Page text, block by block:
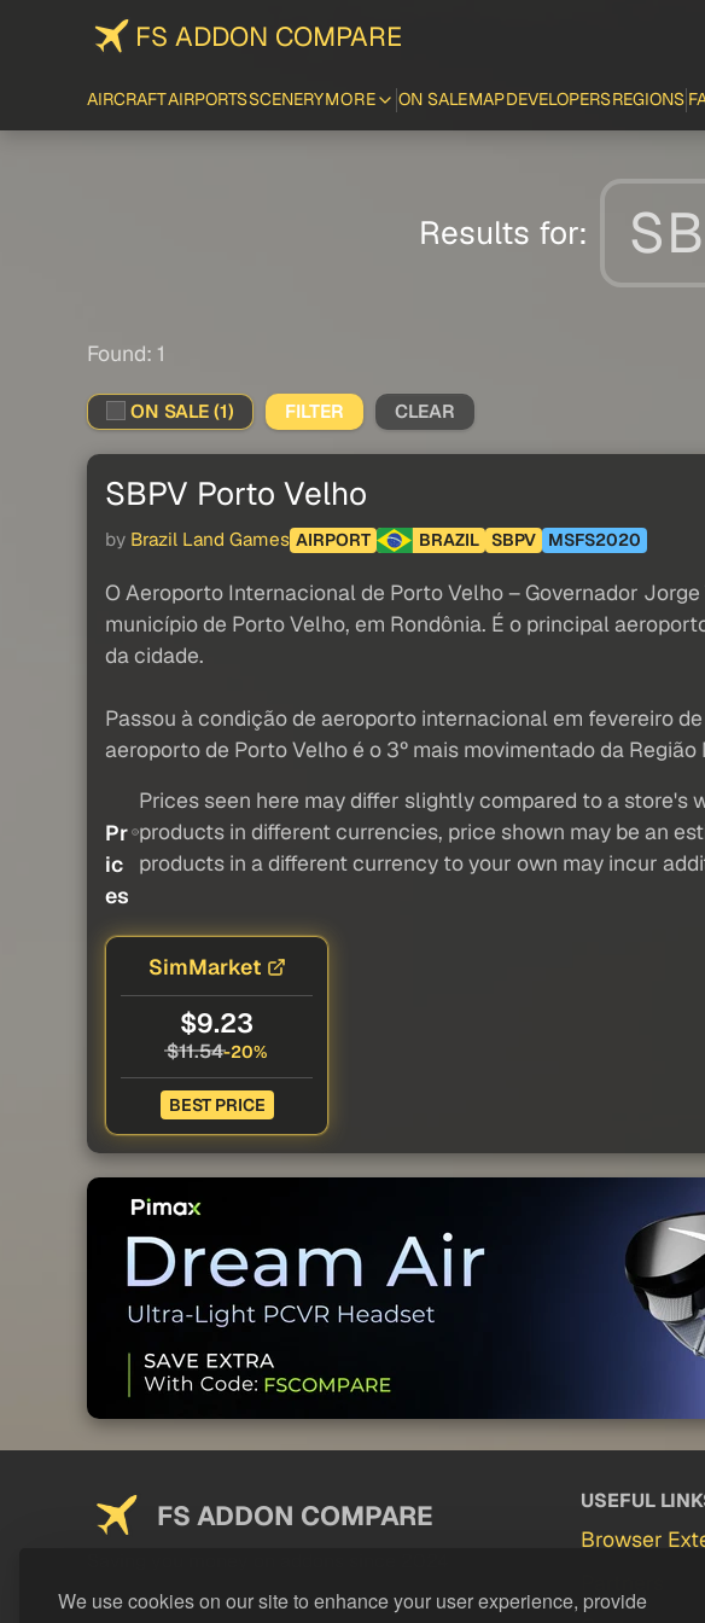
We use cookies on our site to enhance your user experience, provide
FS ADDON COMPARE
AIRCRAFTAIRPORTSSCENERYMORE ON SALEMAPDEVELOPERSREGIONS
Results for:
Found: 1
ON SALE (1) FILTER CLEAR
SBPV Porto Velho
by Brazil Land Games AIRPORT BRAZIL SBPV MSFS2020
O Aeroporto Internacional de Porto Velho – Governador
município de Porto Velho, em Rondônia. É o principal
da cidade.
Passou à condição de aeroporto internacional em fevereiro
aeroporto de Porto Velho é o 3º mais movimentado da Região
Pr
ic
es
Prices seen here may differ slightly compared to a
products in different currencies, price shown may be an
products in a different currency to your own may incur
SimMarket
$9.23
$11.54-20%
BEST PRICE
FS ADDON COMPARE USEFUL
Browser